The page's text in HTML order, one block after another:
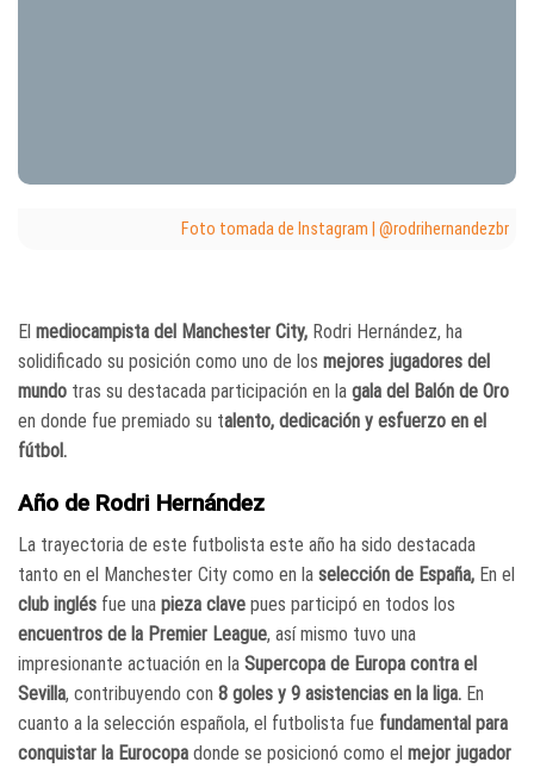
Foto tomada de Instagram | @rodrihernandezbr
El mediocampista del Manchester City, Rodri Hernández, ha
solidificado su posición como uno de los mejores jugadores del
mundo tras su destacada participación en la gala del Balón de Oro
en donde fue premiado su talento, dedicación y esfuerzo en el
fútbol.
Año de Rodri Hernández
La trayectoria de este futbolista este año ha sido destacada
tanto en el Manchester City como en la selección de España, En el
club inglés fue una pieza clave pues participó en todos los
encuentros de la Premier League, así mismo tuvo una
impresionante actuación en la Supercopa de Europa contra el
Sevilla, contribuyendo con 8 goles y 9 asistencias en la liga. En
cuanto a la selección española, el futbolista fue fundamental para
conquistar la Eurocopa donde se posicionó como el mejor jugador